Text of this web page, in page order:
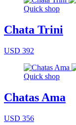
Quick shop
Chata Trini
USD 392
Quick shop
Chatas Ama
USD 356